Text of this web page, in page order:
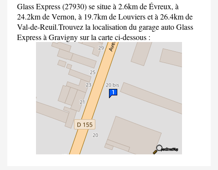
Glass Express (27930) se situe à 2.6km de Évreux, à
24.2km de Vernon, à 19.7km de Louviers et à 26.4km de
Val-de-Reuil.Trouvez la localisation du garage auto Glass
Express à Gravigny sur la carte ci-dessous :